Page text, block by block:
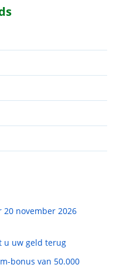
20 november 2026
u uw geld terug
bonus van 50.000